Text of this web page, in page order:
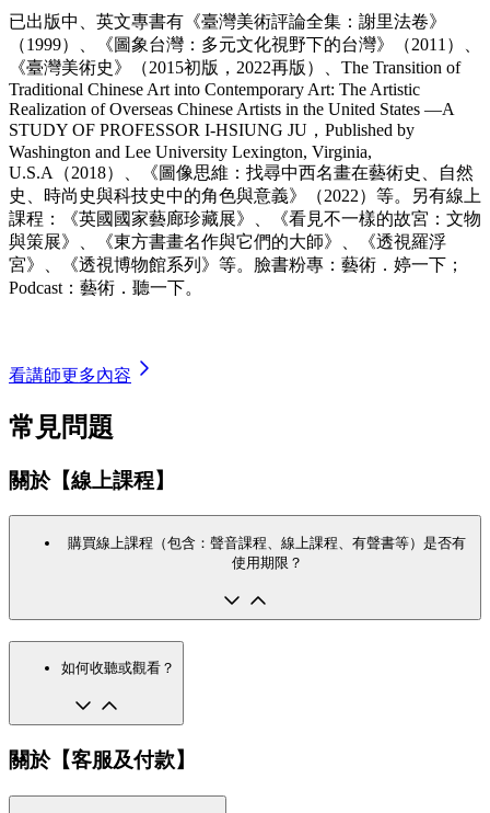
已出版中、英文專書有《臺灣美術評論全集：謝里法卷》
（1999）、《圖象台灣：多元文化視野下的台灣》（2011）、
《臺灣美術史》（2015初版，2022再版）、The Transition of
Traditional Chinese Art into Contemporary Art: The Artistic
Realization of Overseas Chinese Artists in the United States —A
STUDY OF PROFESSOR I-HSIUNG JU，Published by
Washington and Lee University Lexington, Virginia,
U.S.A（2018）、《圖像思維：找尋中西名畫在藝術史、自然
史、時尚史與科技史中的角色與意義》（2022）等。另有線上
課程：《英國國家藝廊珍藏展》、《看見不一樣的故宮：文物
與策展》、《東方書畫名作與它們的大師》、《透視羅浮
宮》、《透視博物館系列》等。臉書粉專：藝術．婷一下；
Podcast：藝術．聽一下。
看講師更多內容
常見問題
關於【線上課程】
購買線上課程（包含：聲音課程、線上課程、有聲書等）是否有
使用期限？
如何收聽或觀看？
關於【客服及付款】